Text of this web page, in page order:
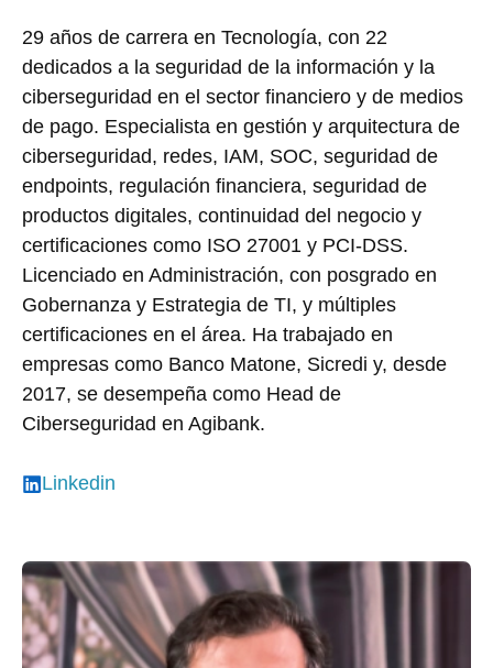
29 años de carrera en Tecnología, con 22
dedicados a la seguridad de la información y la
ciberseguridad en el sector financiero y de medios
de pago. Especialista en gestión y arquitectura de
ciberseguridad, redes, IAM, SOC, seguridad de
endpoints, regulación financiera, seguridad de
productos digitales, continuidad del negocio y
certificaciones como ISO 27001 y PCI-DSS.
Licenciado en Administración, con posgrado en
Gobernanza y Estrategia de TI, y múltiples
certificaciones en el área. Ha trabajado en
empresas como Banco Matone, Sicredi y, desde
2017, se desempeña como Head de
Ciberseguridad en Agibank.
Linkedin